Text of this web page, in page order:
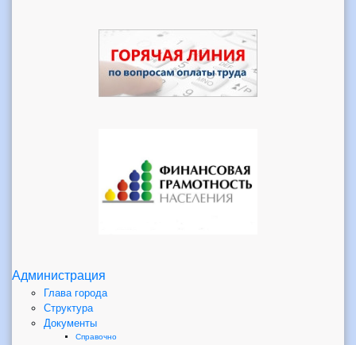
Администрация
Глава города
Структура
Документы
Справочно